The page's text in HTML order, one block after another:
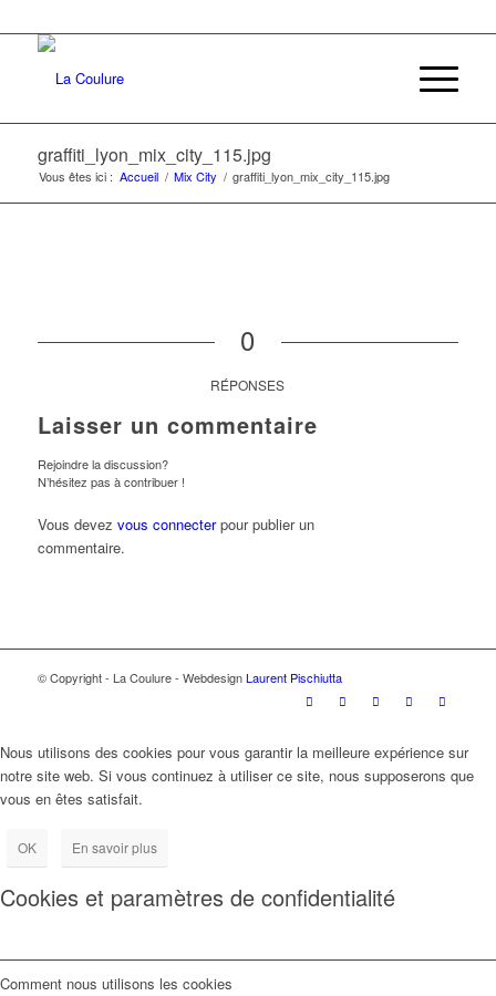
graffiti_lyon_mix_city_115.jpg
Vous êtes ici : Accueil / Mix City / graffiti_lyon_mix_city_115.jpg
0
RÉPONSES
Laisser un commentaire
Rejoindre la discussion?
N’hésitez pas à contribuer !
Vous devez vous connecterpour publier un
commentaire.
© Copyright - La Coulure - WebdesignLaurent Pischiutta
Nous utilisons des cookies pour vous garantir la meilleure expérience sur
notre site web. Si vous continuez à utiliser ce site, nous supposerons que
vous en êtes satisfait.
OK En savoir plus
Cookies et paramètres de confidentialité
Comment nous utilisons les cookies